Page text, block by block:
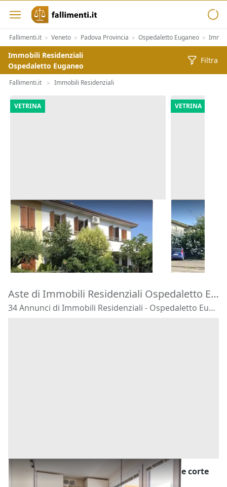
Fallimenti.it > Veneto > Padova Provincia > Ospedaletto Euganeo >
Immobili Residenziali
Ospedaletto Euganeo
Filtra
Fallimenti.it > Immobili Residenziali
VETRINA
Asta Abitazione cielo terra con
cortile e cantina
Montegrotto Terme (Padova)
195.000 €
20/10/2026
VETRINA
Asta Casa
Barbarano
180.000 €
22/10/2026
Aste di Immobili Residenziali Ospedaletto Euganeo
34 Annunci di Immobili Residenziali - Ospedaletto Euganeo
Asta Abitazione accostata con laboratorio e corte